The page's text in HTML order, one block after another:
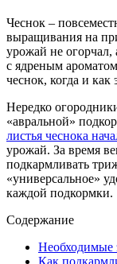
Чеснок –
выращивания на
урожай не
с ядреным
чеснок, когда и как
Нередко
«авральной»
листья чеснока
урожай. За время
подкармливать
«универсальное»
каждой подкормки.
Содержание
Необходимые
Как